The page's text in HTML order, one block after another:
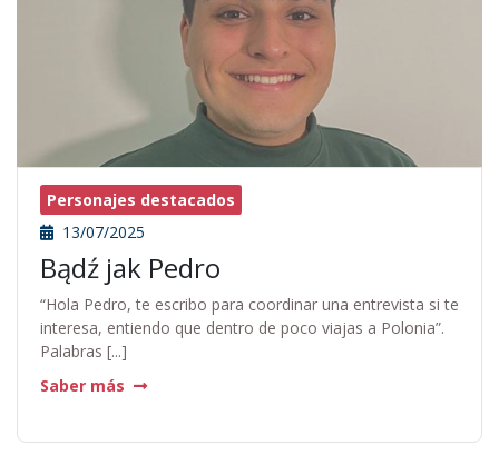
Personajes destacados
13/07/2025
Bądź jak Pedro
“Hola Pedro, te escribo para coordinar una entrevista si te
interesa, entiendo que dentro de poco viajas a Polonia”.
Palabras [...]
Saber más